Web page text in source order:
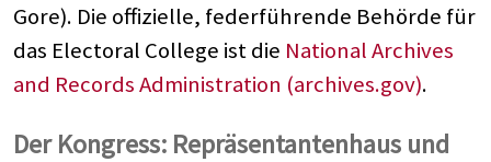
Gore). Die offizielle, federführende Behörde für
das Electoral College ist die National Archives
and Records Administration (archives.gov).
Der Kongress: Repräsentantenhaus und